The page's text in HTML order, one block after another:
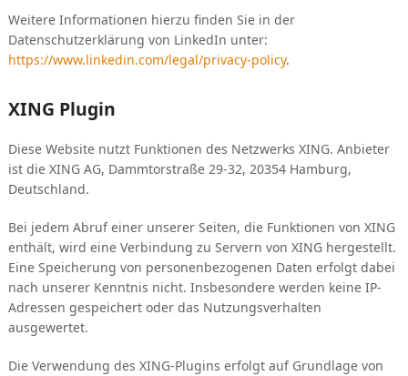
Weitere Informationen hierzu finden Sie in der
Datenschutzerklärung von LinkedIn unter:
https://www.linkedin.com/legal/privacy-policy.
XING Plugin
Diese Website nutzt Funktionen des Netzwerks XING. Anbieter
ist die XING AG, Dammtorstraße 29-32, 20354 Hamburg,
Deutschland.
Bei jedem Abruf einer unserer Seiten, die Funktionen von XING
enthält, wird eine Verbindung zu Servern von XING hergestellt.
Eine Speicherung von personenbezogenen Daten erfolgt dabei
nach unserer Kenntnis nicht. Insbesondere werden keine IP-
Adressen gespeichert oder das Nutzungsverhalten
ausgewertet.
Die Verwendung des XING-Plugins erfolgt auf Grundlage von